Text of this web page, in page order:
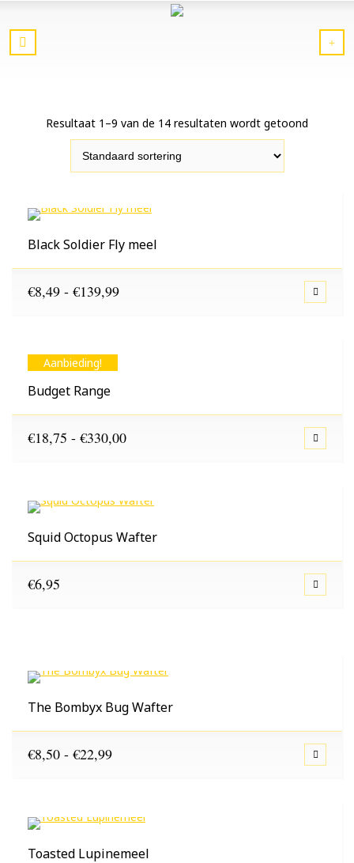
Resultaat 1–9 van de 14 resultaten wordt getoond
Black Soldier Fly meel
€8,49 - €139,99Prijsklasse:
Aanbieding!
Budget Range
€18,75 - €330,00Prijsklasse:
€330,00
Squid Octopus Wafter
€6,95
The Bombyx Bug Wafter
€8,50 - €22,99Prijsklasse:
€22,99
Toasted Lupinemeel